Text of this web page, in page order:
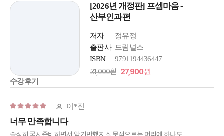
[2026년 개정판] 프셉마음 -
산부인과편
저자
정유정
출판사 드림널스
ISBN
9791194436447
31,000원 27,900원